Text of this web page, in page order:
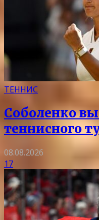
ТЕННИС
Соболенко
теннисного
08.08.2026
17